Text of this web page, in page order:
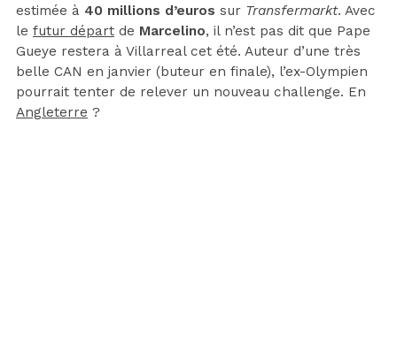
estimée à 40 millions d’euros sur Transfermarkt. Avec
le futur départ de Marcelino, il n’est pas dit que Pape
Gueye restera à Villarreal cet été. Auteur d’une très
belle CAN en janvier (buteur en finale), l’ex-Olympien
pourrait tenter de relever un nouveau challenge. En
Angleterre ?